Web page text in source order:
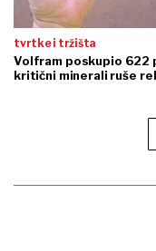
tvrtke i tržišta
Volfram poskupio 622
kritični minerali ruše